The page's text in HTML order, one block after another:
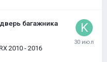
багажника
2010 - 2016